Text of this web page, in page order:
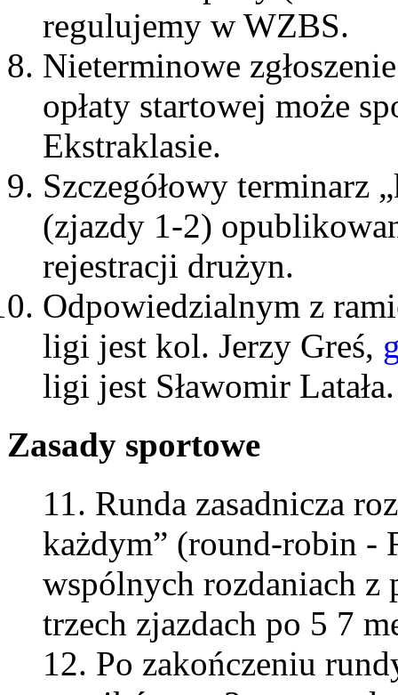
regulujemy w WZBS.
Nieterminowe
opłaty startowej może
Ekstraklasie.
Szczegółowy terminarz
(zjazdy 1-2)
rejestracji drużyn.
Odpowiedzialnym z
ligi jest kol. Jerzy Greś,
ligi jest Sławomir Latała.
Zasady sportowe
Runda zasadnicza
każdym” (round-robin -
wspólnych rozdaniach z
trzech zjazdach po 5 7
Po zakończeniu